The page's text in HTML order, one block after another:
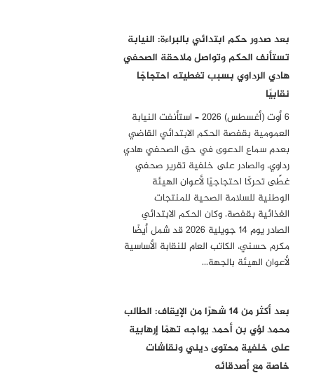
بعد صدور حكم ابتدائي بالبراءة: النيابة
تستأنف الحكم وتواصل ملاحقة الصحفي
هادي الرداوي بسبب تغطيته احتجاجًا
نقابيًا
6 أوت (أغسطس) 2026 – استأنفت النيابة
العمومية بقفصة الحكم الابتدائي القاضي
بعدم سماع الدعوى في حق الصحفي هادي
رداوي، والصادر على خلفية تقرير صحفي
غطّى تحركًا احتجاجيًا لأعوان الهيئة
الوطنية للسلامة الصحية للمنتجات
الغذائية بقفصة. وكان الحكم الابتدائي
الصادر يوم 14 جويلية 2026 قد شمل أيضًا
مكرم حسني، الكاتب العام للنقابة الأساسية
لأعوان الهيئة بالجهة…
بعد أكثر من 14 شهرًا من الإيقاف: الطالب
محمد لؤي بن أحمد يواجه تهمًا إرهابية
على خلفية محتوى ديني ونقاشات
خاصة مع أصدقائه